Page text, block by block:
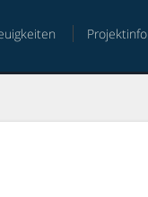
Projektinfo